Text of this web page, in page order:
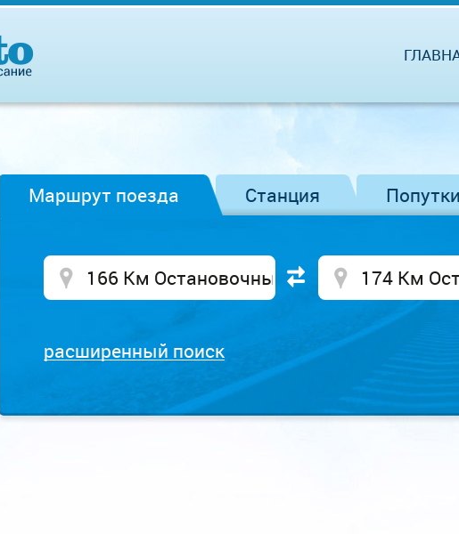
Маршрут поезда Станция Попутки
расширенный поиск